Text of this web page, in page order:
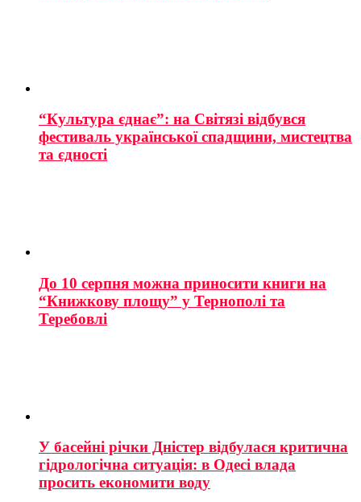
“Культура єднає”: на Світязі відбувся
фестиваль української спадщини, мистецтва
та єдності
До 10 серпня можна приносити книги на
“Книжкову площу” у Тернополі та
Теребовлі
У басейні річки Дністер відбулася критична
гідрологічна ситуація: в Одесі влада
просить економити воду